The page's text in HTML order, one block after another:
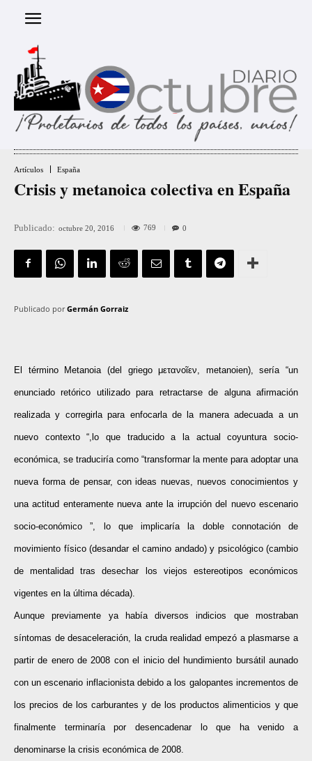
Artículos España
Crisis y metanoica colectiva en España
Publicado: octubre 20, 2016 769 0
Publicado por Germán Gorraiz
El término Metanoia (del griego μετανοῖεν, metanoien), sería “un
enunciado retórico utilizado para retractarse de alguna afirmación
realizada y corregirla para enfocarla de la manera adecuada a un
nuevo contexto “,lo que traducido a la actual coyuntura socio-
económica, se traduciría como “transformar la mente para adoptar una
nueva forma de pensar, con ideas nuevas, nuevos conocimientos y
una actitud enteramente nueva ante la irrupción del nuevo escenario
socio-económico ”, lo que implicaría la doble connotación de
movimiento físico (desandar el camino andado) y psicológico (cambio
de mentalidad tras desechar los viejos estereotipos económicos
vigentes en la última década).
Aunque previamente ya había diversos indicios que mostraban
síntomas de desaceleración, la cruda realidad empezó a plasmarse a
partir de enero de 2008 con el inicio del hundimiento bursátil aunado
con un escenario inflacionista debido a los galopantes incrementos de
los precios de los carburantes y de los productos alimenticios y que
finalmente terminaría por desencadenar lo que ha venido a
denominarse la crisis económica de 2008.